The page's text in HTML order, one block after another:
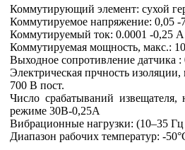
Коммутирующий элемент: сухой
Коммутируемое напряжение: 0,05 -
Коммутируемый ток: 0.0001 -0,25 A
Коммутируемая мощность, макс.:
Выходное сопротивление датчика
Электрическая прчность
700 В пост.
Число срабатываний
режиме 30В-0,25А
Вибрационные нагрузки: (10–35
Диапазон рабочих температур: -